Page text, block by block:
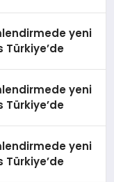
yeni
Türkiye’de
yeni
Türkiye’de
yeni
Türkiye’de